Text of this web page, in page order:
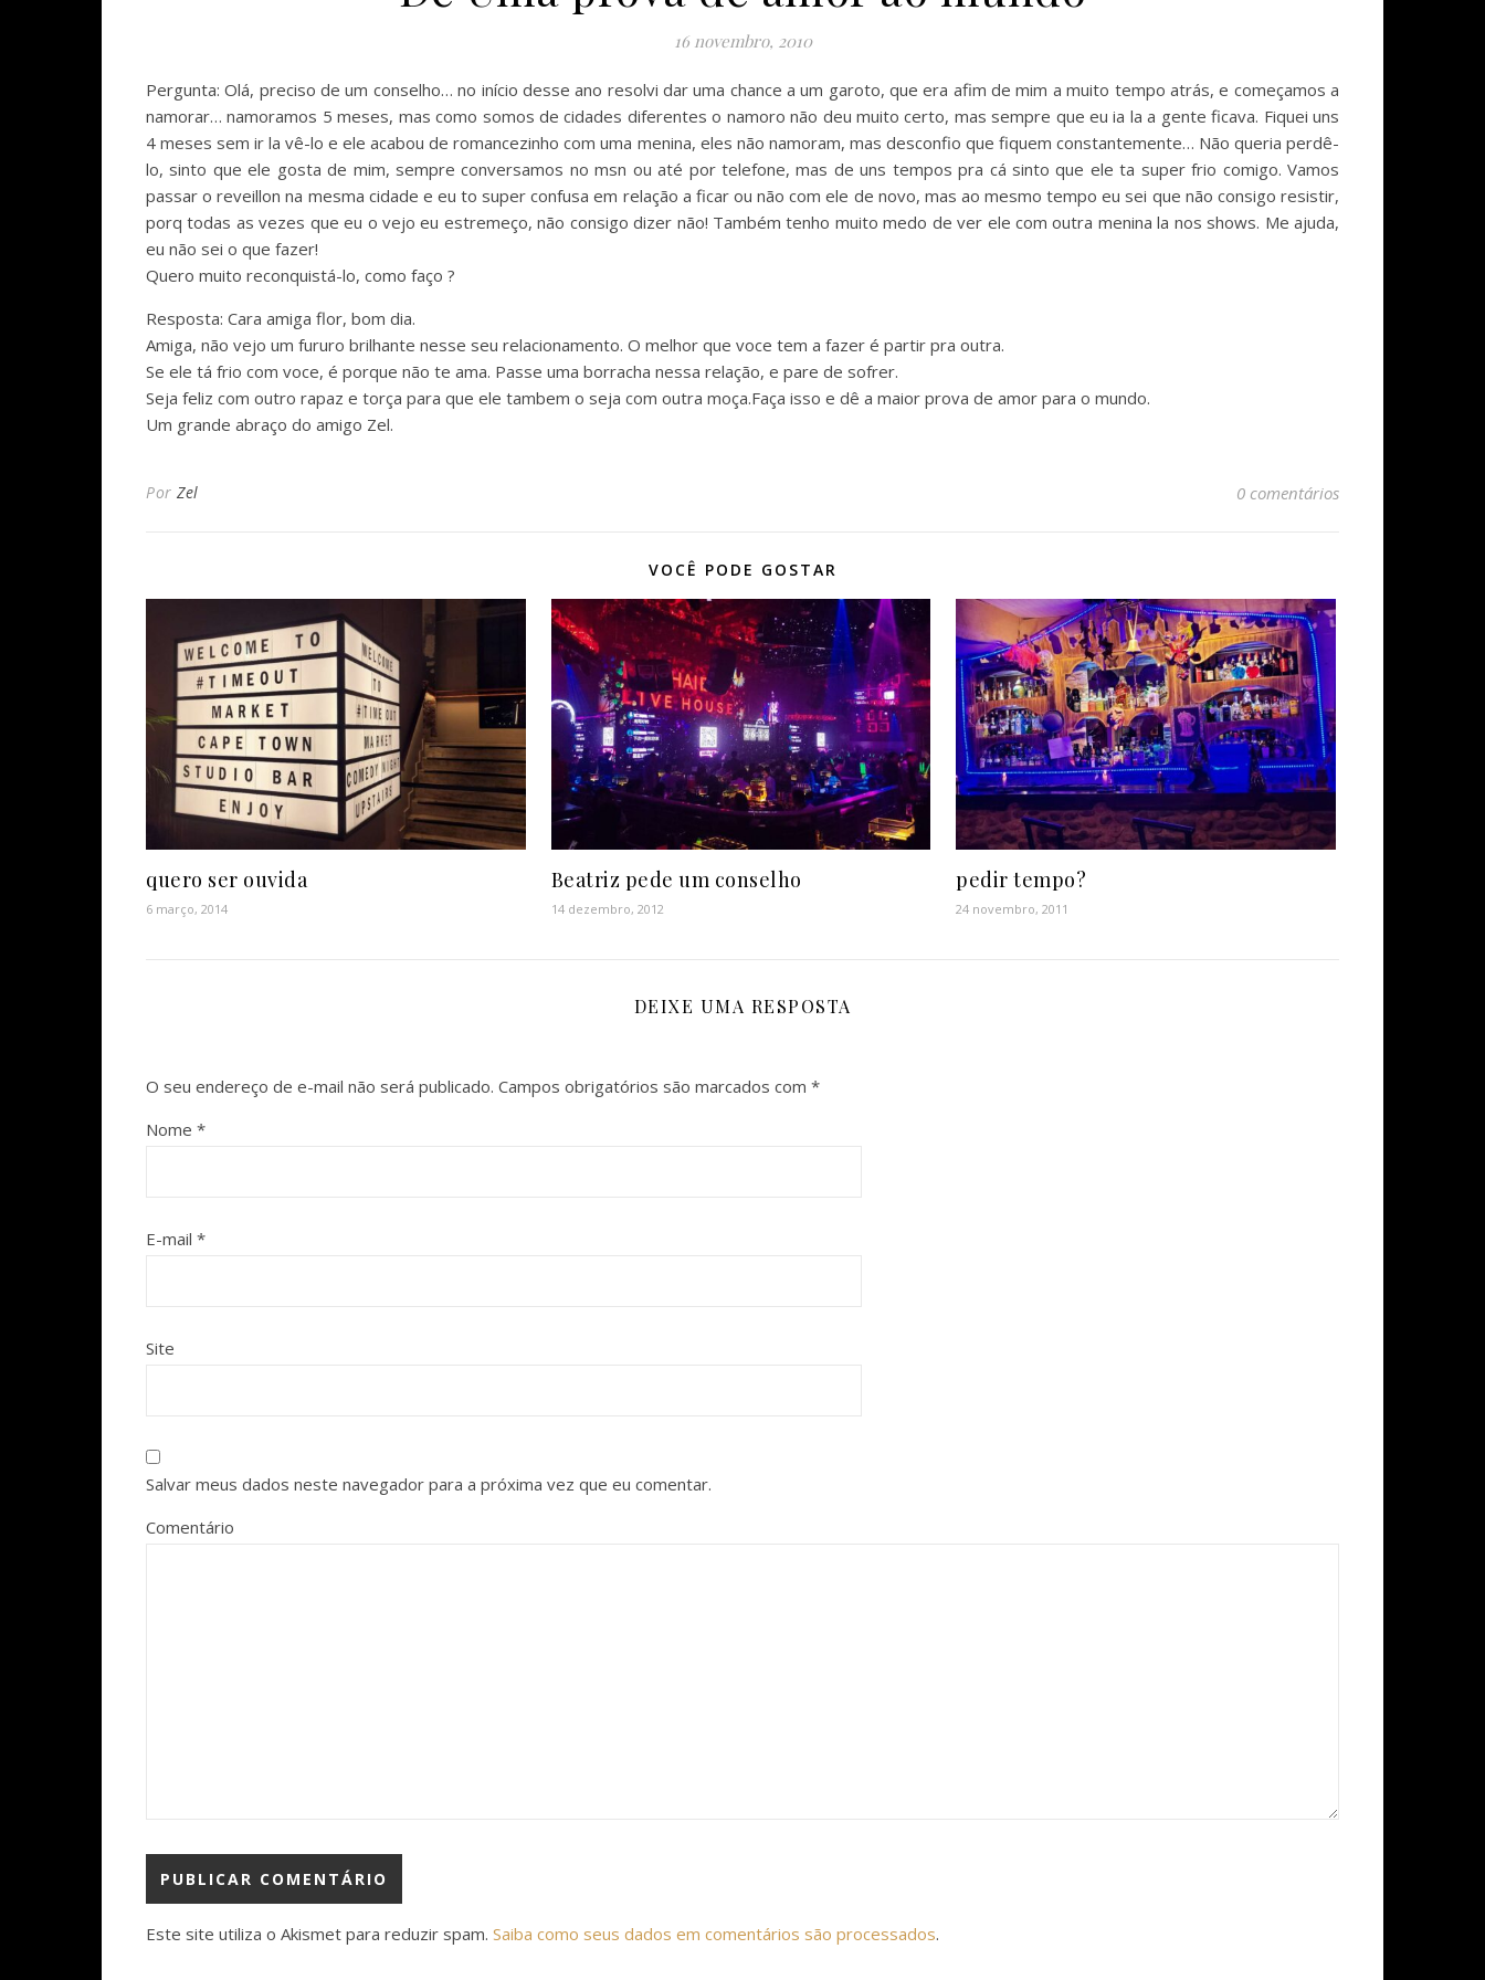
16 novembro, 2010
Pergunta: Olá, preciso de um conselho… no início desse ano resolvi dar uma chance a um garoto, que era afim de mim a muito tempo atrás, e começamos a
namorar… namoramos 5 meses, mas como somos de cidades diferentes o namoro não deu muito certo, mas sempre que eu ia la a gente ficava. Fiquei uns
4 meses sem ir la vê-lo e ele acabou de romancezinho com uma menina, eles não namoram, mas desconfio que fiquem constantemente… Não queria perdê-
lo, sinto que ele gosta de mim, sempre conversamos no msn ou até por telefone, mas de uns tempos pra cá sinto que ele ta super frio comigo. Vamos
passar o reveillon na mesma cidade e eu to super confusa em relação a ficar ou não com ele de novo, mas ao mesmo tempo eu sei que não consigo resistir,
porq todas as vezes que eu o vejo eu estremeço, não consigo dizer não! Também tenho muito medo de ver ele com outra menina la nos shows. Me ajuda,
eu não sei o que fazer!
Quero muito reconquistá-lo, como faço ?
Resposta: Cara amiga flor, bom dia.
Amiga, não vejo um fururo brilhante nesse seu relacionamento. O melhor que voce tem a fazer é partir pra outra.
Se ele tá frio com voce, é porque não te ama. Passe uma borracha nessa relação, e pare de sofrer.
Seja feliz com outro rapaz e torça para que ele tambem o seja com outra moça.Faça isso e dê a maior prova de amor para o mundo.
Um grande abraço do amigo Zel.
Por Zel 0 comentários
VOCÊ PODE GOSTAR
quero ser ouvida
6 março, 2014
Beatriz pede um conselho
14 dezembro, 2012
pedir tempo?
24 novembro, 2011
DEIXE UMA RESPOSTA
O seu endereço de e-mail não será publicado. Campos obrigatórios são marcados com *
Nome *
E-mail *
Site
Salvar meus dados neste navegador para a próxima vez que eu comentar.
Comentário
Este site utiliza o Akismet para reduzir spam. Saiba como seus dados em comentários são processados.